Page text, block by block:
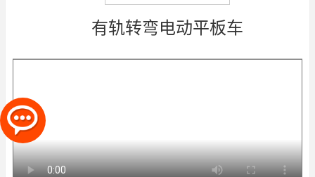
有轨转弯电动平板车